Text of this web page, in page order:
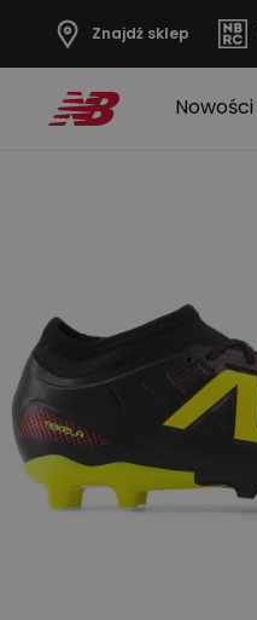
Znajdź sklep
Nowości